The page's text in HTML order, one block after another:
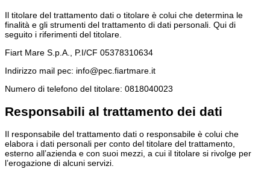
Il titolare del trattamento dati o titolare è colui che determina le
finalità e gli strumenti del trattamento di dati personali. Qui di
seguito i riferimenti del titolare.
Fiart Mare S.p.A., P.I/CF 05378310634
Indirizzo mail pec: info@pec.fiartmare.it
Numero di telefono del titolare: 0818040023
Responsabili al trattamento dei dati
Il responsabile del trattamento dati o responsabile è colui che
elabora i dati personali per conto del titolare del trattamento,
esterno all’azienda e con suoi mezzi, a cui il titolare si rivolge per
l’erogazione di alcuni servizi.